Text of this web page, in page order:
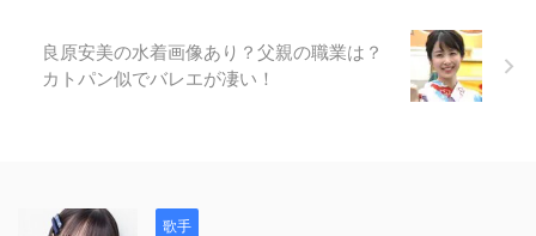
良原安美の水着画像あり？父親の職業は？
カトパン似でバレエが凄い！
歌手